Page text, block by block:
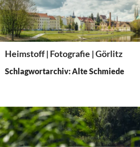
Zum
Inhalt
springen
Heimstoff | Fotografie | Görlitz
Schlagwortarchiv: Alte Schmiede